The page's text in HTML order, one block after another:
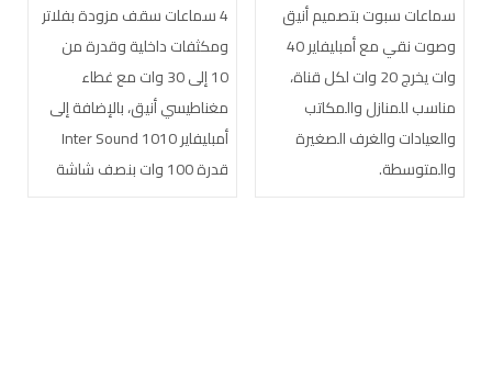
سماعات سبوت بتصميم أنيق
وصوت نقي مع أمبليفاير 40
وات يخرج 20 وات لكل قناة،
مناسب للمنازل والمكاتب
والعيادات والغرف الصغيرة
والمتوسطة.
4 سماعات سقف مزودة بفلاتر
ومكثفات داخلية وقدرة من
10 إلى 30 وات مع غطاء
مغناطيسي أنيق، بالإضافة إلى
أمبليفاير Inter Sound 1010
قدرة 100 وات بنصف شاشة